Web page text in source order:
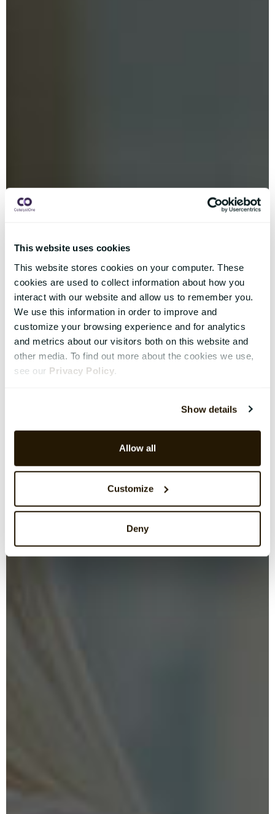
This website uses cookies
This website stores cookies on your computer. These
cookies are used to collect information about how you
interact with our website and allow us to remember you.
We use this information in order to improve and
customize your browsing experience and for analytics
and metrics about our visitors both on this website and
other media. To find out more about the cookies we use,
see our Privacy Policy
Show details
Allow all
Customize
Deny